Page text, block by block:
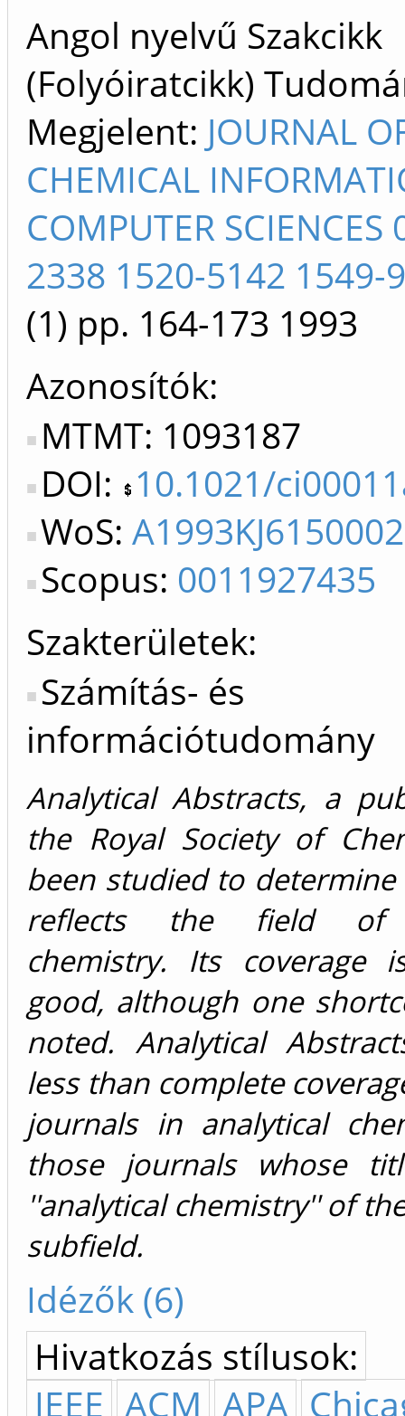
Angol nyelvű Szakcikk
(Folyóiratcikk)
Megjelent: JOURNAL
CHEMICAL
COMPUTER SCIENCES
2338 1520-5142 1549-
(1) pp. 164-173 1993
Azonosítók
MTMT: 1093187
DOI: 10.1021/
WoS:
Scopus: 0011927435
Szakterületek:
Számítás- és
információtudomány
Analytical Abstracts, a
the Royal Society of
been studied to
reflects the field of
chemistry. Its coverage
good, although one
noted. Analytical
less than complete
journals in analytical
those journals whose
''analytical chemistry'' of
subfield.
Idézők (6)
Hivatkozás stílusok:
IEEE ACM APA